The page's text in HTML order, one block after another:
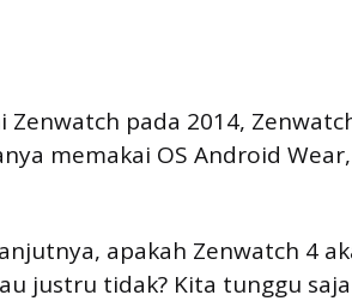
pada 2014,
memakai OS Android Wear,
apakah Zenwatch 4
justru tidak? Kita tunggu saja